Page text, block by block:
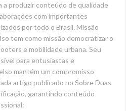
a produzir conteúdo de qualidade
com importantes
por todo o Brasil. Missão
tem como missão democratizar o
e mobilidade urbana. Seu
para entusiastas e
mantém um compromisso
artigo publicado no Sobre Duas
garantindo conteúdo